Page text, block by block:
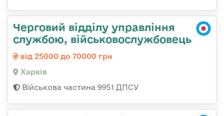
Черговий відділу управління
службою, військовослужбовець
від 25000 до 70000 грн
Харків
Військова частина 9951 ДПСУ